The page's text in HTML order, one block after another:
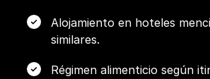
Alojamiento en hoteles
similares.
Régimen alimenticio según